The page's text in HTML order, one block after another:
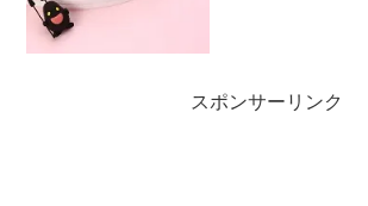
スポンサーリンク